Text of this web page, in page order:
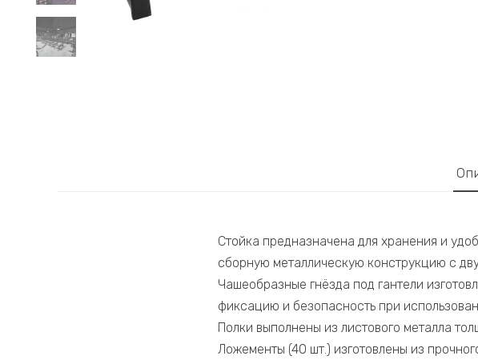
Стойка предназначена для хранения и
сборную металлическую конструкцию с
Чашеобразные гнёзда под гантели
фиксацию и безопасность при
Полки выполнены из листового металла
Ложементы (40 шт.) изготовлены из